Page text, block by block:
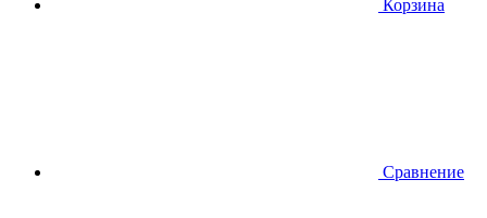
Корзина
Сравнение